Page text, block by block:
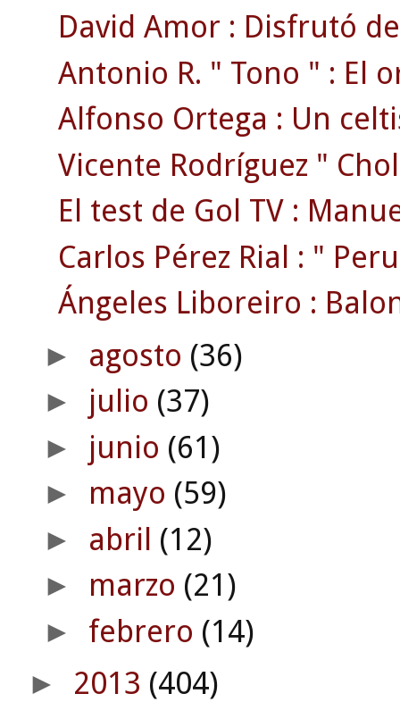
David Amor : Disfrutó
Antonio R. " Tono " : El
Alfonso Ortega : Un
Vicente Rodríguez "
El test de Gol TV :
Carlos Pérez Rial : "
Ángeles Liboreiro :
► agosto (36)
► julio (37)
► junio (61)
► mayo (59)
► abril (12)
► marzo (21)
► febrero (14)
► 2013 (404)